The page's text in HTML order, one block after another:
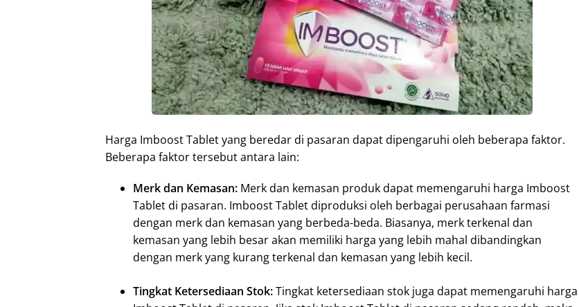
Harga Imboost Tablet yang beredar di pasaran dapat dipengaruhi oleh beberapa faktor.
Beberapa faktor tersebut antara lain:
Merk dan Kemasan: Merk dan kemasan produk dapat memengaruhi harga Imboost
Tablet di pasaran. Imboost Tablet diproduksi oleh berbagai perusahaan farmasi
dengan merk dan kemasan yang berbeda-beda. Biasanya, merk terkenal dan
kemasan yang lebih besar akan memiliki harga yang lebih mahal dibandingkan
dengan merk yang kurang terkenal dan kemasan yang lebih kecil.
Tingkat Ketersediaan Stok:Tingkat ketersediaan stok juga dapat memengaruhi harga